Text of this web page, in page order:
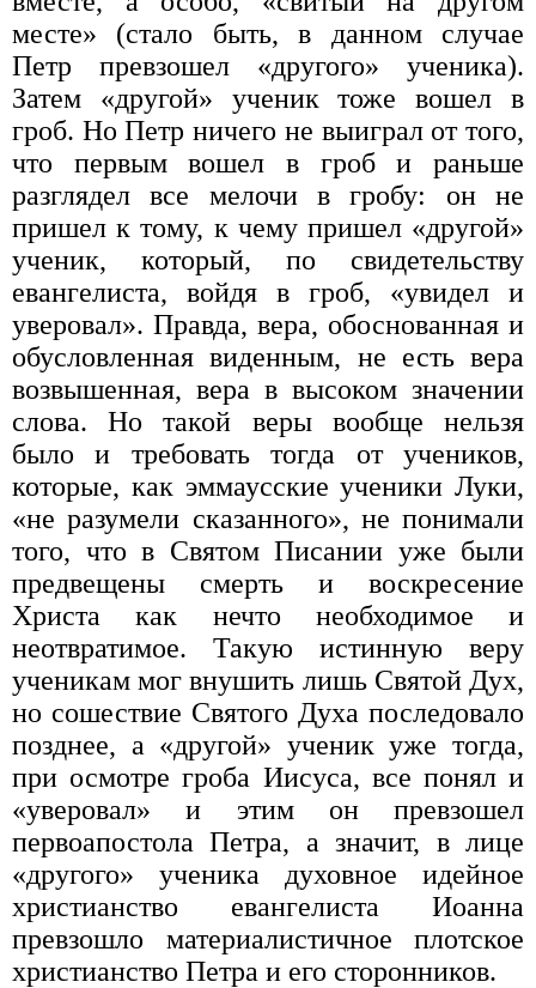
месте» (стало быть, в данном случае
Петр превзошел «другого» ученика).
Затем «другой» ученик тоже вошел в
гроб. Но Петр ничего не выиграл от того,
что первым вошел в гроб и раньше
разглядел все мелочи в гробу: он не
пришел к тому, к чему пришел «другой»
ученик, который, по свидетельству
евангелиста, войдя в гроб, «увидел и
уверовал». Правда, вера, обоснованная и
обусловленная виденным, не есть вера
возвышенная, вера в высоком значении
слова. Но такой веры вообще нельзя
было и требовать тогда от учеников,
которые, как эммаусские ученики Луки,
«не разумели сказанного», не понимали
того, что в Святом Писании уже были
предвещены смерть и воскресение
Христа как нечто необходимое и
неотвратимое. Такую истинную веру
ученикам мог внушить лишь Святой Дух,
но сошествие Святого Духа последовало
позднее, а «другой» ученик уже тогда,
при осмотре гроба Иисуса, все понял и
«уверовал» и этим он превзошел
первоапостола Петра, а значит, в лице
«другого» ученика духовное идейное
христианство евангелиста Иоанна
превзошло материалистичное плотское
христианство Петра и его сторонников.